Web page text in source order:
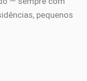
pequenos